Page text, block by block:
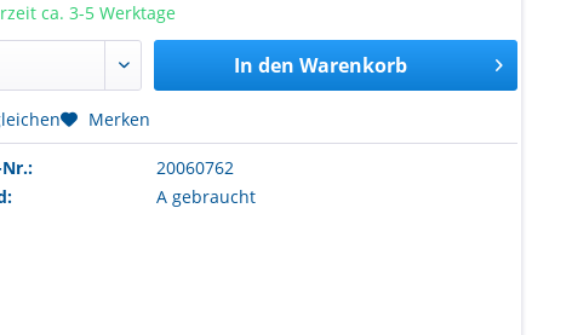
ca. 3-5 Werktage
In den Warenkorb
Merken
20060762
A gebraucht